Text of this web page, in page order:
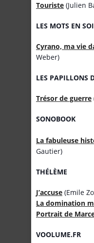
Touriste (Julien
LES MOTS EN
Cyrano, ma vie
Weber)
LES PAPILLONS
Trésor de guerre
SONOBOOK
La fabuleuse
Gautier)
THÉLÈME
J’accuse (Emile
La domination
Portrait de
VOOLUME.FR